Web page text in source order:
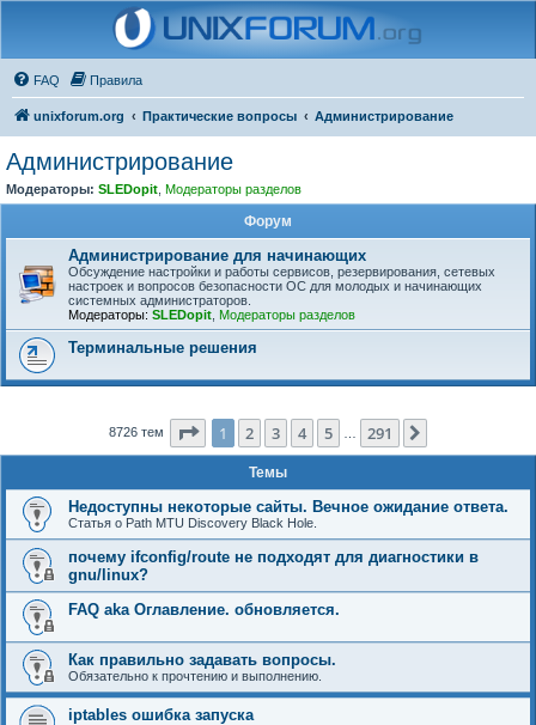
FAQ Правила
unixforum.org Практические вопросы Администрирование
Администрирование
Модераторы: SLEDopit Модераторы разделов
Форум
Администрирование для начинающих
Обсуждение настройки и работы сервисов, резервирования, сетевых
настроек и вопросов безопасности ОС для молодых и начинающих
системных администраторов.
Модераторы: SLEDopit Модераторы разделов
Терминальные решения
8726 тем Страница из 291
1 2 3 4 5 291
Темы
Недоступны некоторые сайты. Вечное ожидание ответа.
Статья о Path MTU Discovery Black Hole.
почему ifconfig/route не подходят для диагностики в
gnu/linux?
FAQ aka Оглавление. обновляется.
Как правильно задавать вопросы.
Обязательно к прочтению и выполнению.
iptables ошибка запуска